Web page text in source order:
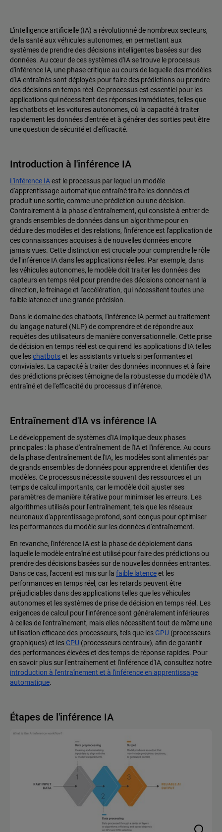
L'intelligence artificielle (IA) a révolutionné de nombreux secteurs,
de la santé aux véhicules autonomes, en permettant aux
systèmes de prendre des décisions intelligentes basées sur des
données. Au cœur de ces systèmes d'IA se trouve le processus
d'inférence IA, une phase critique au cours de laquelle des modèles
d'IA entraînés sont déployés pour faire des prédictions ou prendre
des décisions en temps réel. Ce processus est essentiel pour les
applications qui nécessitent des réponses immédiates, telles que
les chatbots et les voitures autonomes, où la capacité à traiter
rapidement les données d'entrée et à générer des sorties peut être
une question de sécurité et d'efficacité.
Introduction à l'inférence IA
L'inférence IAest le processus par lequel un modèle
d'apprentissage automatique entraîné traite les données et
produit une sortie, comme une prédiction ou une décision.
Contrairement à la phase d'entraînement, qui consiste à entrer de
grands ensembles de données dans un algorithme pour en
déduire des modèles et des relations, l'inférence est l'application de
ces connaissances acquises à de nouvelles données encore
jamais vues. Cette distinction est cruciale pour comprendre le rôle
de l'inférence IA dans les applications réelles. Par exemple, dans
les véhicules autonomes, le modèle doit traiter les données des
capteurs en temps réel pour prendre des décisions concernant la
direction, le freinage et l'accélération, qui nécessitent toutes une
faible latence et une grande précision.
Dans le domaine des chatbots, l'inférence IA permet au traitement
du langage naturel (NLP) de comprendre et de répondre aux
requêtes des utilisateurs de manière conversationnelle. Cette prise
de décision en temps réel est ce qui rend les applications d'IA telles
que leschatbotset les assistants virtuels si performantes et
conviviales. La capacité à traiter des données inconnues et à faire
des prédictions précises témoigne de la robustesse du modèle d'IA
entraîné et de l'efficacité du processus d'inférence.
Entraînement d'IA vs inférence IA
Le développement de systèmes d'IA implique deux phases
principales : la phase d'entraînement de l'IA et l'inférence. Au cours
de la phase d'entraînement de l'IA, les modèles sont alimentés par
de grands ensembles de données pour apprendre et identifier des
modèles. Ce processus nécessite souvent des ressources et un
temps de calcul importants, car le modèle doit ajuster ses
paramètres de manière itérative pour minimiser les erreurs. Les
algorithmes utilisés pour l'entraînement, tels que les réseaux
neuronaux d'apprentissage profond, sont conçus pour optimiser
les performances du modèle sur les données d'entraînement.
En revanche, l'inférence IA est la phase de déploiement dans
laquelle le modèle entraîné est utilisé pour faire des prédictions ou
prendre des décisions basées sur de nouvelles données entrantes.
Dans ce cas, l'accent est mis sur la faible latenceet les
performances en temps réel, car les retards peuvent être
préjudiciables dans des applications telles que les véhicules
autonomes et les systèmes de prise de décision en temps réel. Les
exigences de calcul pour l'inférence sont généralement inférieures
à celles de l'entraînement, mais elles nécessitent tout de même une
utilisation efficace des processeurs, tels que les GPU (processeurs
graphiques) et les CPU (processeurs centraux), afin de garantir
des performances élevées et des temps de réponse rapides. Pour
en savoir plus sur l'entraînement et l'inférence d'IA, consultez notre
introduction à l'entraînement et à l'inférence en apprentissage
automatique.
Étapes de l'inférence IA